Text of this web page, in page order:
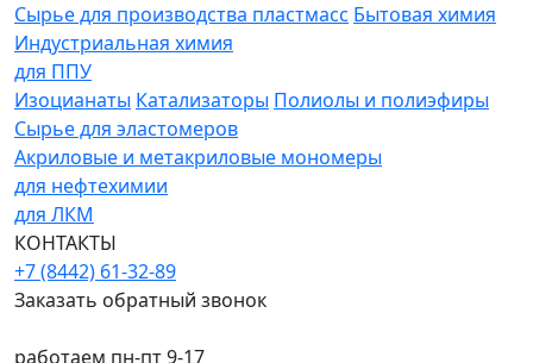
Сырье для производства пластмасс Бытовая химия
Индустриальная химия
для ППУ
Изоцианаты Катализаторы Полиолы и полиэфиры
Сырье для эластомеров
Акриловые и метакриловые мономеры
для нефтехимии
для ЛКМ
КОНТАКТЫ
+7 (8442) 61-32-89
Заказать обратный звонок
работаем пн-пт 9-17